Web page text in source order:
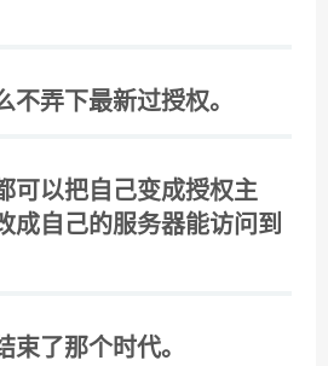
不弄下最新过授权。
可以把自己变成授权主
成自己的服务器能访问到
束了那个时代。